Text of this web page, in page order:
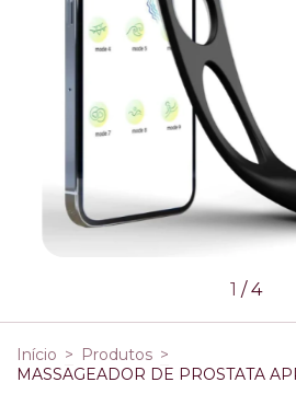
1 /4
Início > Produtos >
MASSAGEADOR DE PROSTATA